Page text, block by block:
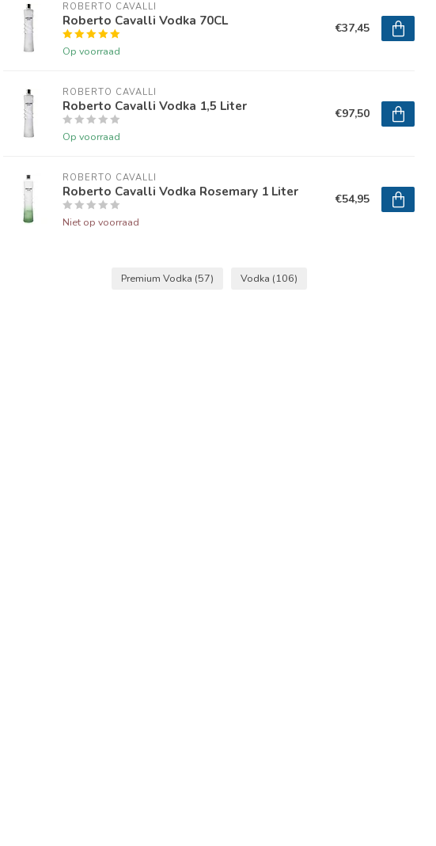
ROBERTO CAVALLI
Roberto Cavalli Vodka 70CL
Op voorraad
€37,45
ROBERTO CAVALLI
Roberto Cavalli Vodka 1,5 Liter
Op voorraad
€97,50
ROBERTO CAVALLI
Roberto Cavalli Vodka Rosemary 1 Liter
Niet op voorraad
€54,95
Premium Vodka (57) Vodka (106)